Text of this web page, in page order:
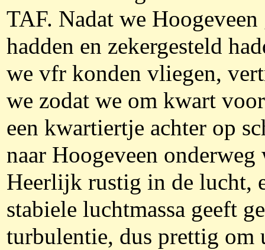
TAF. Nadat we Hoogeveen
hadden en zekergesteld
we vfr konden vliegen,
we zodat we om kwart
een kwartiertje achter op
naar Hoogeveen onderweg
Heerlijk rustig in de lucht,
stabiele luchtmassa geeft
turbulentie, dus prettig om